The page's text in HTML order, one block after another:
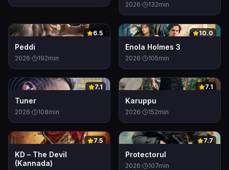
2026· 132min
0 6.5
Peddi
2026· 192min
0 10.0
Enola Holmes 3
2026· 105min
0 7.1
Tuner
2026· 108min
0 7.1
Karuppu
2026· 152min
0 7.5
KD – The Devil
(Kannada)
0 7.7
Protectorul
2026· 107min